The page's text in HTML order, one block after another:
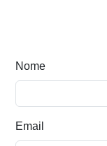
Nome
Email